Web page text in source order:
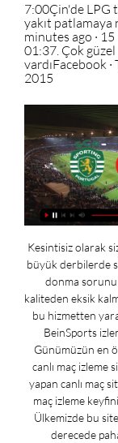
7:00Çin'de LPG
yakıt patlamaya
minutes ago ·
01:37. Çok güzel
vardıFacebook ·
2015
Kesintisiz olarak
büyük derbilerde
donma sorunu
kaliteden eksik
bu hizmetten
BeinSports
Günümüzün en
canlı maç izleme
yapan canlı maç
maç izleme
Ülkemizde bu
derecede